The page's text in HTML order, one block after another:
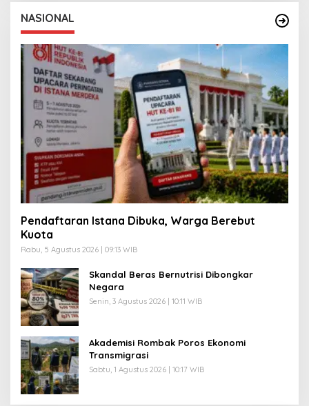
NASIONAL
Pendaftaran Istana Dibuka, Warga Berebut
Kuota
Rabu, 5 Agustus 2026 | 09:13 WIB
Skandal Beras Bernutrisi Dibongkar
Negara
Senin, 3 Agustus 2026 | 10:11 WIB
Akademisi Rombak Poros Ekonomi
Transmigrasi
Sabtu, 1 Agustus 2026 | 10:17 WIB